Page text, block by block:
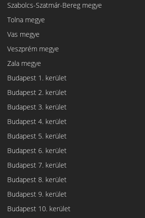
Szabolcs-Szatmár-Bereg megye
Tolna megye
Vas megye
Veszprém megye
Zala megye
Budapest 1. kerület
Budapest 2. kerület
Budapest 3. kerület
Budapest 4. kerület
Budapest 5. kerület
Budapest 6. kerület
Budapest 7. kerület
Budapest 8. kerület
Budapest 9. kerület
Budapest 10. kerület